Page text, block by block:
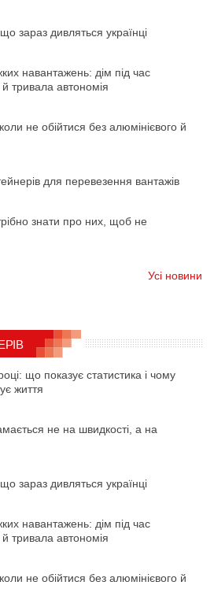
зараз дивляться українці
навантажень: дім під час
тривала автономія
не обійтися без алюмінієвого й
для перевезення вантажів
знати про них, щоб не
Усі новини
що показує статистика і чому
життя
не на швидкості, а на
зараз дивляться українці
навантажень: дім під час
тривала автономія
не обійтися без алюмінієвого й